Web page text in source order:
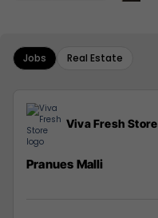
Jobs Real Estate
Viva Fresh Store
Pranues Malli